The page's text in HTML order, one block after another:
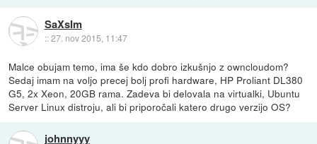
SaXsIm
::27. nov 2015, 11:47
Malce obujam temo, ima še kdo dobro izkušnjo z owncloudom?
Sedaj imam na voljo precej bolj profi hardware, HP Proliant DL380
G5, 2x Xeon, 20GB rama. Zadeva bi delovala na virtualki, Ubuntu
Server Linux distroju, ali bi priporočali katero drugo verzijo OS?
johnnyyy